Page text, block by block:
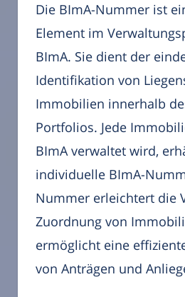
Die BImA-Nummer ist
Element im
BImA. Sie dient der
Identifikation von
Immobilien innerhalb
Portfolios. Jede
BImA verwaltet wird,
individuelle BImA-
Nummer erleichtert die
Zuordnung von
ermöglicht eine
von Anträgen und